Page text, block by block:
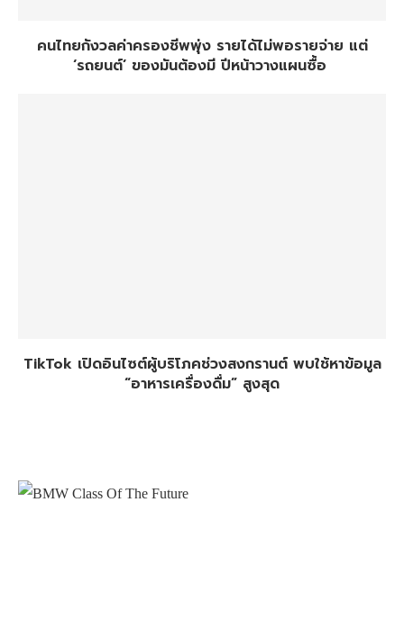
คนไทยกังวลค่าครองชีพพุ่ง รายได้ไม่พอรายจ่าย แต่
‘รถยนต์’ ของมันต้องมี ปีหน้าวางแผนซื้อ
TikTok เปิดอินไซต์ผู้บริโภคช่วงสงกรานต์ พบใช้หาข้อมูล
“อาหารเครื่องดื่ม” สูงสุด